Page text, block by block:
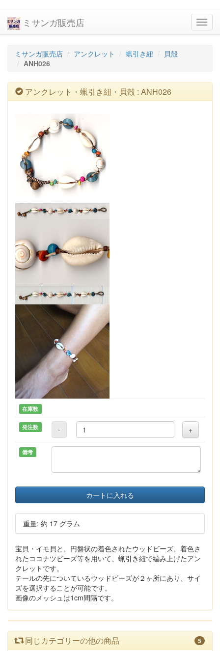
ミサンガ販売店
ミサンガ販売店 アンクレット 蝋引き紐
貝殻
ANH026
アンクレット・蝋引き紐・貝殻 : ANH026
在庫数
発注数 - +
備考
カートに入れる
重量: 約 17 グラム
宝貝・イモ貝と、円盤状の着色されたウッドビーズ、着色さ
れたココナツビーズ等を用いて、蝋引き紐で編み上げたアン
クレットです。
テールの先についているウッドビーズが２ヶ所にあり、サイ
ズを選択することが可能です。
画像のメッシュは1cm間隔です。
同じカテゴリーの他の商品 5